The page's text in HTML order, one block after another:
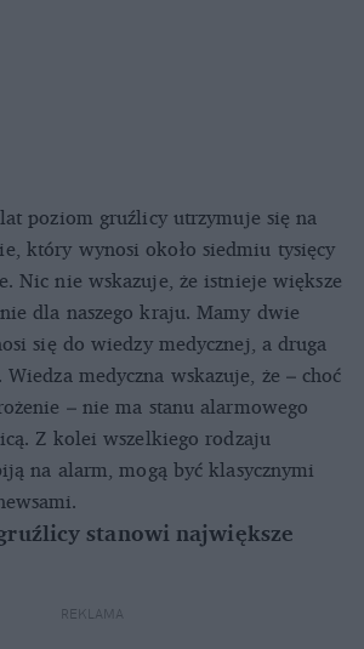
poziom gruźlicy utrzymuje się na
który wynosi około siedmiu tysięcy
Nic nie wskazuje, że istnieje większe
dla naszego kraju. Mamy dwie
się do wiedzy medycznej, a druga
medyczna wskazuje, że – choć
– nie ma stanu alarmowego
Z kolei wszelkiego rodzaju
na alarm, mogą być klasycznymi
stanowi największe
REKLAMA